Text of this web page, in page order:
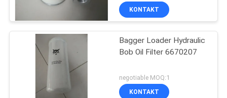
KONTAKT
Bagger Loader Hydraulic
Bob Oil Filter 6670207
negotiable MOQ:1
KONTAKT